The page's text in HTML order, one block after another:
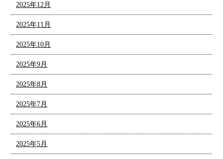
2025年12月
2025年11月
2025年10月
2025年9月
2025年8月
2025年7月
2025年6月
2025年5月